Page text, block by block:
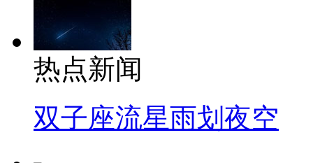
热点新闻
双子座流星雨划夜空